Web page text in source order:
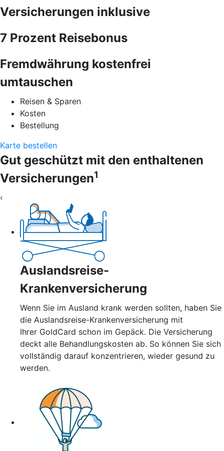
Versicherungen inklusive
7 Prozent Reisebonus
Fremdwährung kostenfrei
umtauschen
Reisen & Sparen
Kosten
Bestellung
Karte bestellen
Gut geschützt mit den enthaltenen
Versicherungen1
‹
Auslandsreise-
Krankenversicherung
Wenn Sie im Ausland krank werden sollten, haben Sie
die Auslandsreise-Krankenversicherung mit
Ihrer GoldCard schon im Gepäck. Die Versicherung
deckt alle Behandlungskosten ab. So können Sie sich
vollständig darauf konzentrieren, wieder gesund zu
werden.